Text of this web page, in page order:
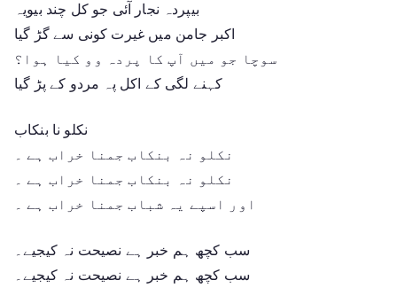
بیپردہ نجار آئی جو کل چند بیویہ
اکبر جامن میں غیرت کونی سے گڑ گیا
سوچا جو میں آپ کا پردہ وو کیا ہوا؟
کہنے لگی کے اکل پہ مردو کے پڑ گیا
نکلو نا بنکاب
نکلو نہ بنکاب جمنا خراب ہے ۔
نکلو نہ بنکاب جمنا خراب ہے ۔
اور اسپے یہ شباب جمنا خراب ہے ۔
سب کچھ ہم خبر ہے نصیحت نہ کیجیے۔
سب کچھ ہم خبر ہے نصیحت نہ کیجیے۔